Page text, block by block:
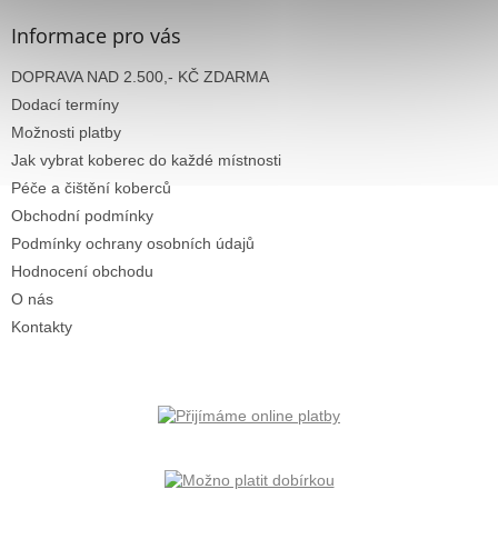
Informace pro vás
DOPRAVA NAD 2.500,- KČ ZDARMA
Dodací termíny
Možnosti platby
Jak vybrat koberec do každé místnosti
Péče a čištění koberců
Obchodní podmínky
Podmínky ochrany osobních údajů
Hodnocení obchodu
O nás
Kontakty